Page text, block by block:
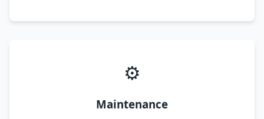
⚙️
Maintenance